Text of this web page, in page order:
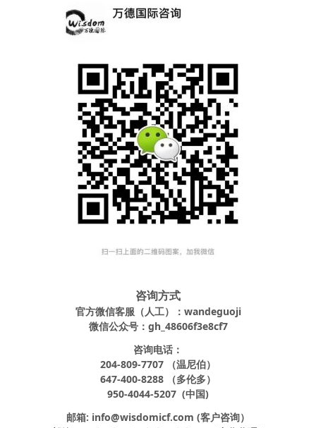
咨询方式
官方微信客服（人工）：wandeguoji
微信公众号：gh_48606f3e8cf7
咨询电话：
204-809-7707 （温尼伯）
647-400-8288 （多伦多）
950-4044-5207 (中国)
邮箱: info@wisdomicf.com (客户咨询）